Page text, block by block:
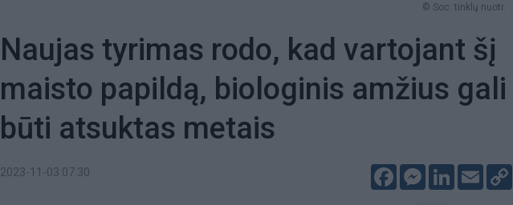
© Soc. tinklų nuotr.
Naujas tyrimas rodo, kad vartojant šį
maisto papildą, biologinis amžius gali
būti atsuktas metais
2023-11-03 07:30 FacebookMessenger
LinkedIn
Email